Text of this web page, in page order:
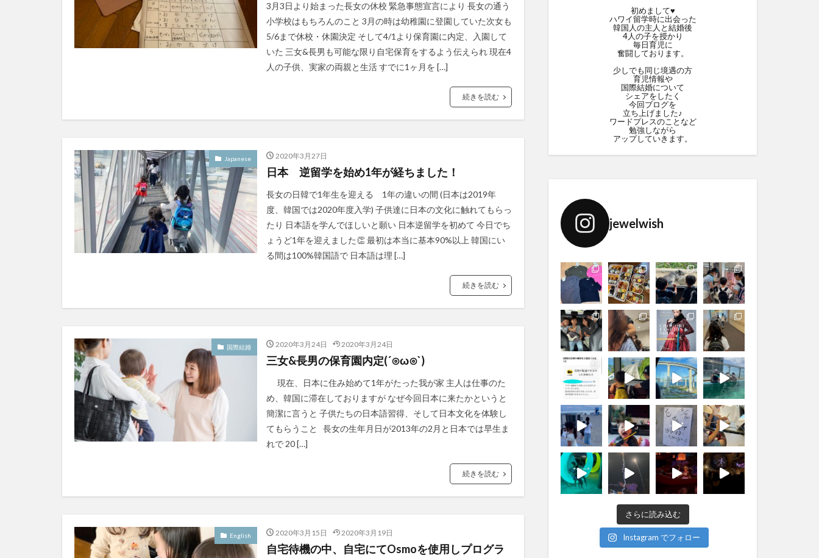
3月3日より始まった長女の休校 緊急事態宣言により 長女の通う
小学校はもちろんのこと 3月の時は幼稚園に登園していた次女も
5/6まで休校・休園決定 そして4/1より保育園に内定、入園して
いた 三女&長男も可能な限り自宅保育をするよう伝えられ 現在4
人の子供、実家の両親と生活 すでに1ヶ月を […]
続きを読む
Japanese 2020年3月27日
日本 逆留学を始め1年が経ちました！
長女の日韓で1年生を迎える 1年の違いの間 (日本は2019年
度、韓国では2020年度入学) 子供達に日本の文化に触れてもらっ
たり 日本語を学んでほしいと願い 日本逆留学を初めて 今日でち
ょうど1年を迎えました👏 最初は本当に基本90%以上 韓国にい
る間は100%韓国語で 日本語は理 […]
続きを読む
国際結婚 2020年3月24日 2020年3月24日
三女&長男の保育園内定(´⊙ω⊙`)
現在、日本に住み始めて1年がたった我が家 主人は仕事のた
め、韓国に滞在しておりますが なぜ今回日本に来たかというと
簡潔に言うと 子供たちの日本語習得、そして日本文化を体験し
てもらうこと 長女の生年月日が2013年の2月と日本では早生ま
れで 20 […]
続きを読む
English 2020年3月15日 2020年3月19日
自宅待機の中、自宅にてOsmoを使用しプログラ
初めまして♥
ハワイ留学時に出会った
韓国人の主人と結婚後
4人の子を授かり
毎日育児に
奮闘しております。
少しでも同じ境遇の方
育児情報や
国際結婚について
シェアをしたく
今回ブログを
立ち上げました♪
ワードプレスのことなど
勉強しながら
アップしていきます。
jewelwish
さらに読み込む
Instagram でフォロー